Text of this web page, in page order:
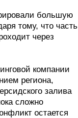
большую
тому, что часть
через
компании
региона,
залива
сложно
остается